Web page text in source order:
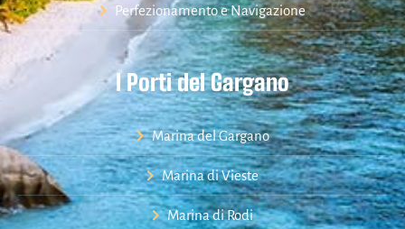
Perfezionamento e Navigazione
I Porti del Gargano
Marina del Gargano
Marina di Vieste
Marina di Rodi